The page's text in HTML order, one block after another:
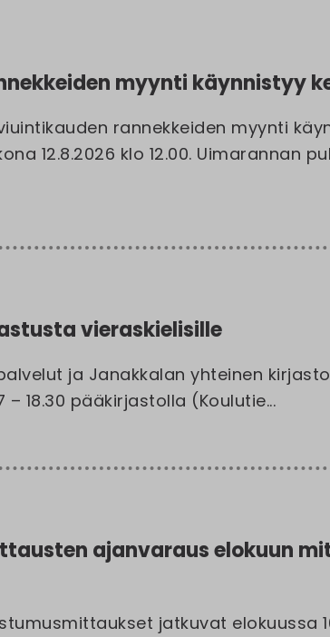
myynti käynnistyy ke
rannekkeiden myynti
12.8.2026 klo 12.00. Uimarannan
vieraskielisille
ja Janakkalan yhteinen
– 18.30 pääkirjastolla (Koulutie...
ajanvaraus elokuun
jatkuvat elokuussa